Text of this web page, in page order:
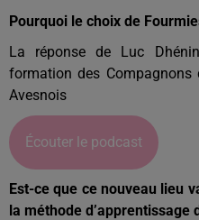
Pourquoi le choix de
La réponse de Luc
formation des Compagnons
Avesnois
Écouter le podcast
Est-ce que ce nouveau lieu
la méthode d’apprentissage